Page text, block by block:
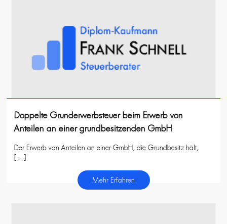
Doppelte Grunderwerbsteuer beim Erwerb von
Anteilen an einer grundbesitzenden GmbH
Der Erwerb von Anteilen an einer GmbH, die Grundbesitz hält,
[…]
Mehr Erfahren